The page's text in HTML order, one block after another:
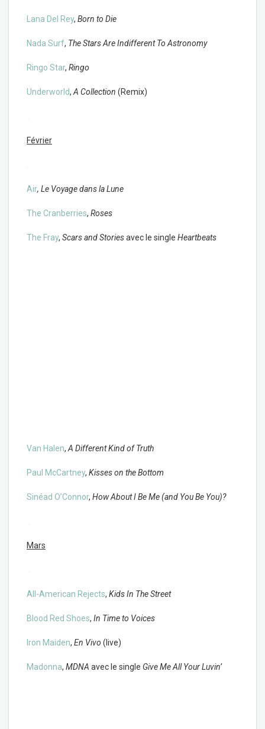
Lana Del Rey, Born to Die
Nada Surf, The Stars Are Indifferent To Astronomy
Ringo Star, Ringo
Underworld, A Collection (Remix)
Février
Air, Le Voyage dans la Lune
The Cranberries, Roses
The Fray, Scars and Storiesavec le single Heartbeats
Van Halen, A Different Kind of Truth
Paul McCartney, Kisses on the Bottom
Sinéad O’Connor, How About I Be Me (and You Be You)?
Mars
All-American Rejects, Kids In The Street
Blood Red Shoes, In Time to Voices
Iron Maiden, En Vivo (live)
Madonna, MDNA avec le single Give Me All Your Luvin’